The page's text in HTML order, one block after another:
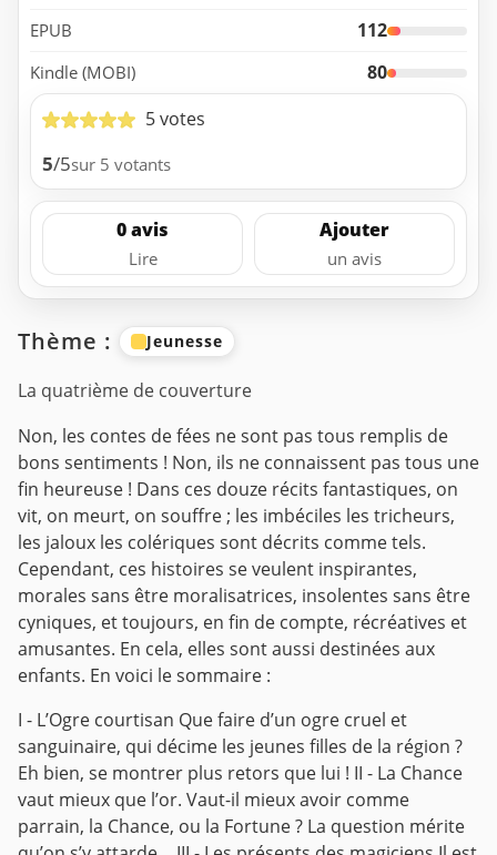
EPUB 112
Kindle (MOBI)
80
5 votes
5/5sur 5 votants
0 avis
Lire
Ajouter
un avis
Thème : Jeunesse
La quatrième de couverture
Non, les contes de fées ne sont pas tous remplis de
bons sentiments ! Non, ils ne connaissent pas tous une
fin heureuse ! Dans ces douze récits fantastiques, on
vit, on meurt, on souffre ; les imbéciles les tricheurs,
les jaloux les colériques sont décrits comme tels.
Cependant, ces histoires se veulent inspirantes,
morales sans être moralisatrices, insolentes sans être
cyniques, et toujours, en fin de compte, récréatives et
amusantes. En cela, elles sont aussi destinées aux
enfants. En voici le sommaire :
I - L’Ogre courtisan Que faire d’un ogre cruel et
sanguinaire, qui décime les jeunes filles de la région ?
Eh bien, se montrer plus retors que lui ! II - La Chance
vaut mieux que l’or. Vaut-il mieux avoir comme
parrain, la Chance, ou la Fortune ? La question mérite